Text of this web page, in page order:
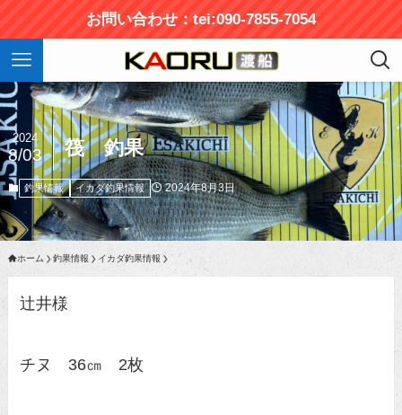
お問い合わせ：tei:090-7855-7054
筏 釣果
2024
8/03
釣果情報 イカダ釣果情報 2024年8月3日
ホーム 釣果情報 イカダ釣果情報
辻井様
チヌ 36㎝ 2枚